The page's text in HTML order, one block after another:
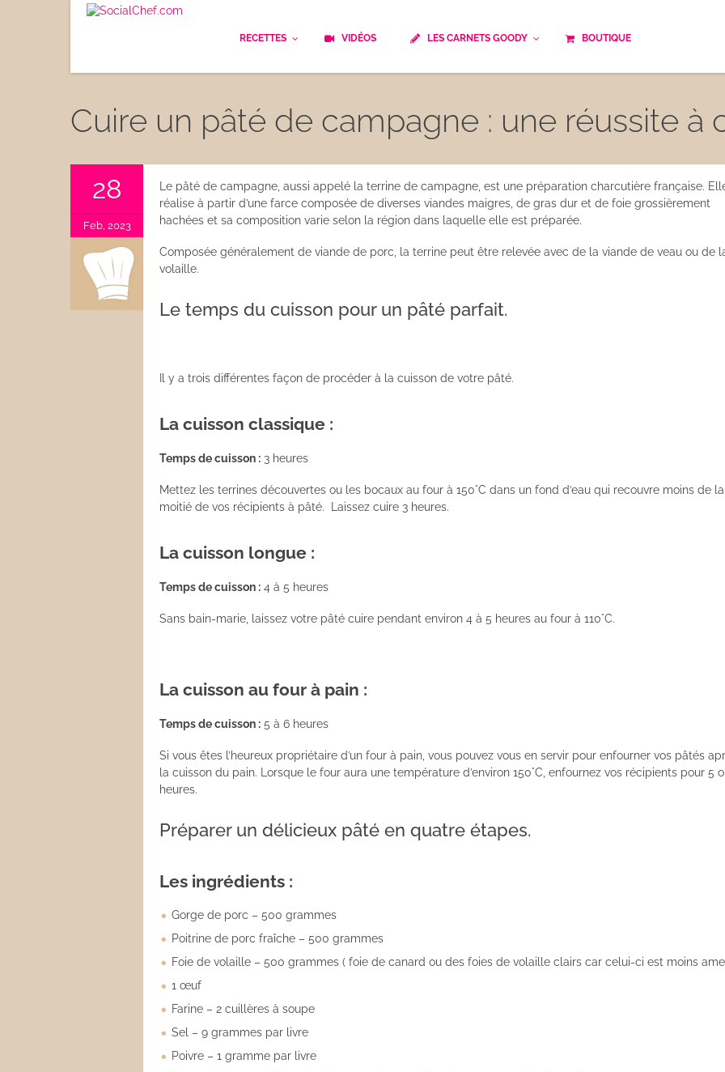
RECETTES
Déjeuner
Entrées
Boissons
Cuisine du monde
Enfants
Facile et rapide
Robots multifonctions
Healthy
VIDÉOS LES CARNETS GOODY
Spécialité culinaire
BOUTIQUE
Cuire un pâté de campagne : une réussite à
28
Feb, 2023
Le pâté de campagne, aussi appelé la terrine de campagne, est une préparation charcutière française.
réalise à partir d’une farce composée de diverses viandes maigres, de gras dur et de foie grossièrement
hachées et sa composition varie selon la région dans laquelle elle est préparée.
Composée généralement de viande de porc, la terrine peut être relevée avec de la viande de veau ou de
volaille.
Le temps du cuisson pour un pâté parfait.
Il y a trois différentes façon de procéder à la cuisson de votre pâté.
La cuisson classique :
Temps de cuisson : 3 heures
Mettez les terrines découvertes ou les bocaux au four à 150°C dans un fond d’eau qui recouvre moins de la
moitié de vos récipients à pâté. Laissez cuire 3 heures.
La cuisson longue :
Temps de cuisson : 4 à 5 heures
Sans bain-marie, laissez votre pâté cuire pendant environ 4 à 5 heures au four à 110°C.
La cuisson au four à pain :
Temps de cuisson : 5 à 6 heures
Si vous êtes l’heureux propriétaire d’un four à pain, vous pouvez vous en servir pour enfourner vos pâtés
la cuisson du pain. Lorsque le four aura une température d’environ 150°C, enfournez vos récipients pour 5
heures.
Préparer un délicieux pâté en quatre étapes.
Les ingrédients :
Gorge de porc – 500 grammes
Poitrine de porc fraîche – 500 grammes
Foie de volaille – 500 grammes ( foie de canard ou des foies de volaille clairs car celui-ci est moins
1 œuf
Farine – 2 cuillères à soupe
Sel – 9 grammes par livre
Poivre – 1 gramme par livre